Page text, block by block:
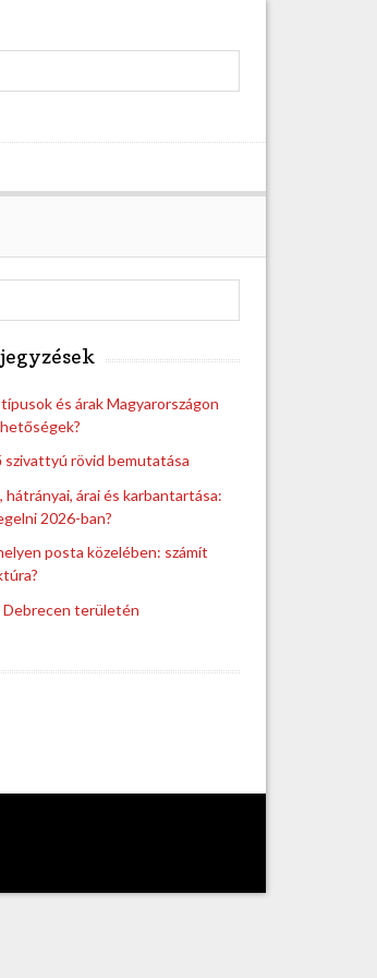
e
c
e
és árak Magyarországon
rövid bemutatása
hátrányai, árai és karbantartása:
2026-ban?
posta közelében: számít
Debrecen területén